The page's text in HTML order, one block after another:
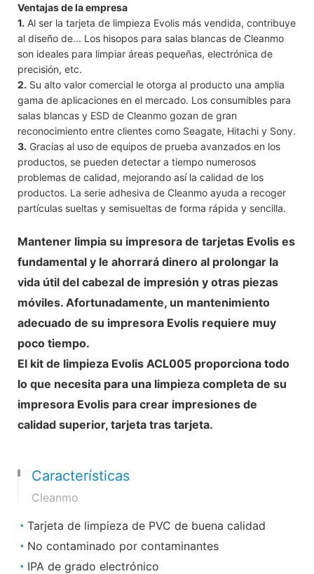
Ventajas de la empresa
1. Al ser la tarjeta de limpieza Evolis más vendida, contribuye
al diseño de... Los hisopos para salas blancas de Cleanmo
son ideales para limpiar áreas pequeñas, electrónica de
precisión, etc.
2. Su alto valor comercial le otorga al producto una amplia
gama de aplicaciones en el mercado. Los consumibles para
salas blancas y ESD de Cleanmo gozan de gran
reconocimiento entre clientes como Seagate, Hitachi y Sony.
3. Gracias al uso de equipos de prueba avanzados en los
productos, se pueden detectar a tiempo numerosos
problemas de calidad, mejorando así la calidad de los
productos. La serie adhesiva de Cleanmo ayuda a recoger
partículas sueltas y semisueltas de forma rápida y sencilla.
Mantener limpia su impresora de tarjetas Evolis es
fundamental y le ahorrará dinero al prolongar la
vida útil del cabezal de impresión y otras piezas
móviles. Afortunadamente, un mantenimiento
adecuado de su impresora Evolis requiere muy
poco tiempo.
El kit de limpieza Evolis ACL005 proporciona todo
lo que necesita para una limpieza completa de su
impresora Evolis para crear impresiones de
calidad superior, tarjeta tras tarjeta.
Características
Cleanmo
◔ Tarjeta de limpieza de PVC de buena calidad
◔ No contaminado por contaminantes
◔ IPA de grado electrónico